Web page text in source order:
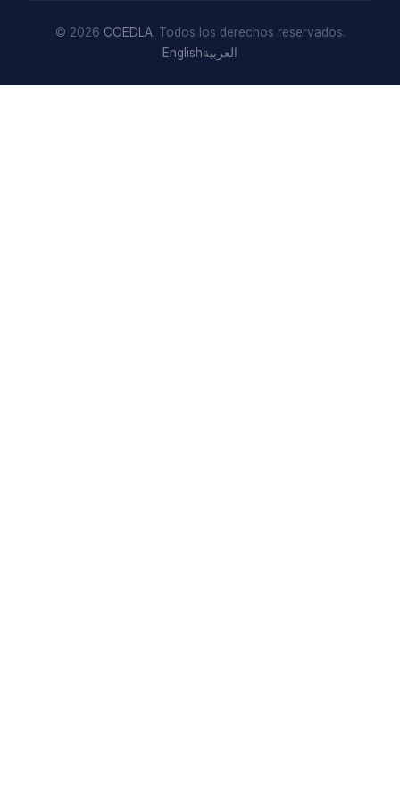
© 2026 COEDLA. Todos los derechos reservados.
Englishالعربية